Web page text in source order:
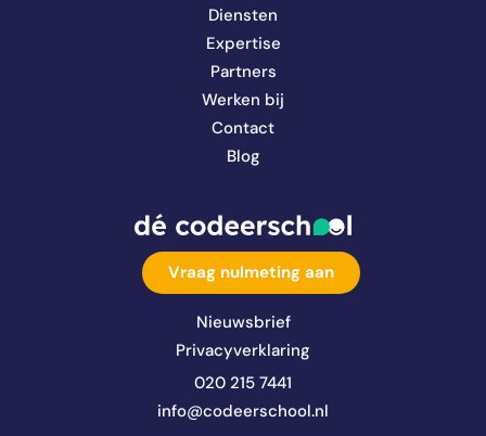
Diensten
Expertise
Partners
Werken bij
Contact
Blog
Vraag nulmeting aan
Nieuwsbrief
Privacyverklaring
020 215 7441
info@codeerschool.nl